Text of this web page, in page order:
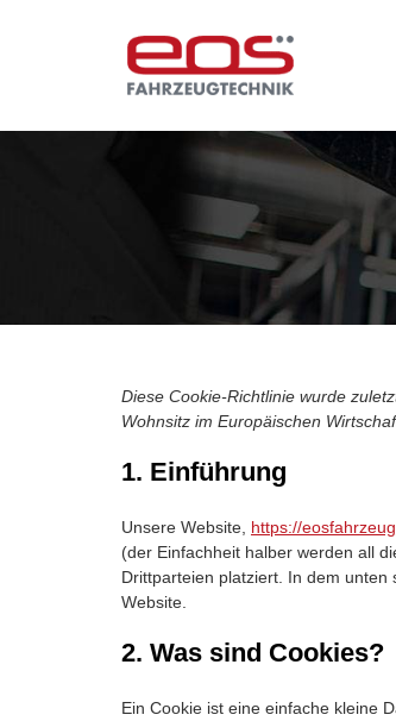
Diese Cookie-Richtlinie wurde
Wohnsitz im Europäischen
1. Einführung
Unsere Website, https://
(der Einfachheit halber werden all
Drittparteien platziert. In dem
Website.
2. Was sind Cookies?
Ein Cookie ist eine einfache kleine